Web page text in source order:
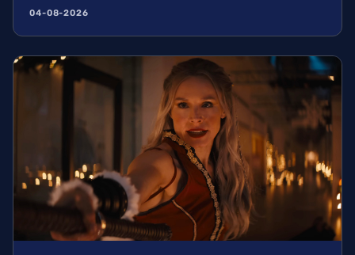
Endgame in. Volgens hollywoodreporter.com
IMAX-release.
04-08-2026